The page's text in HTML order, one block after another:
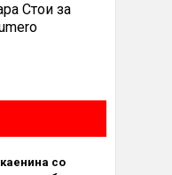
Стои за
со